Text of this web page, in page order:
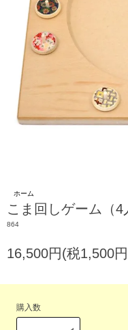
ホーム
こま回しゲーム（4
864
16,500円(税1,500
購入数